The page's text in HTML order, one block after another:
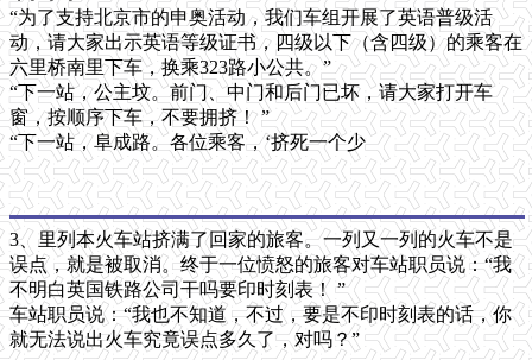
“为了支持北京市的申奥活动，我们车组开展了英语普级活
动，请大家出示英语等级证书，四级以下（含四级）的乘客在
六里桥南里下车，换乘323路小公共。”
“下一站，公主坟。前门、中门和后门已坏，请大家打开车
窗，按顺序下车，不要拥挤！ ”
“下一站，阜成路。各位乘客，‘挤死一个少
3、里列本火车站挤满了回家的旅客。一列又一列的火车不是
误点，就是被取消。终于一位愤怒的旅客对车站职员说：“我
不明白英国铁路公司干吗要印时刻表！ ”
车站职员说：“我也不知道，不过，要是不印时刻表的话，你
就无法说出火车究竟误点多久了，对吗？”